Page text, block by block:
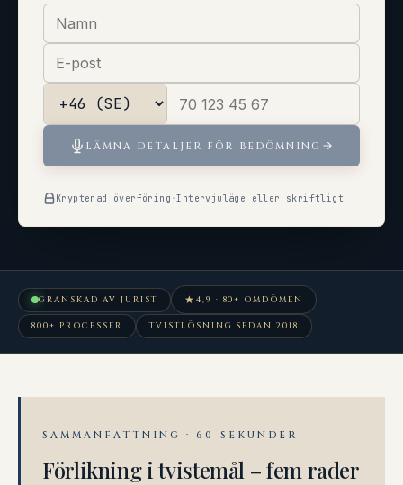
LÄMNA DETALJER FÖR BEDÖMNING
Krypterad överföring ·Intervjuläge eller skriftligt
GRANSKAD AV JURIST ★ 4,9 · 80+ OMDÖMEN
800+ PROCESSER TVISTLÖSNING SEDAN 2018
SAMMANFATTNING · 60 SEKUNDER
Förlikning i tvistemål – fem rader